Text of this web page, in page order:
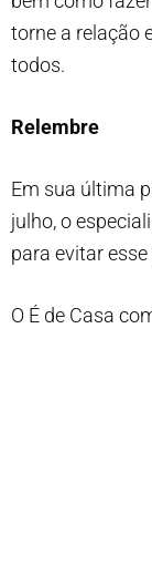
torne a relação
todos.
Relembre
Em sua última
julho, o
para evitar
O É de Casa